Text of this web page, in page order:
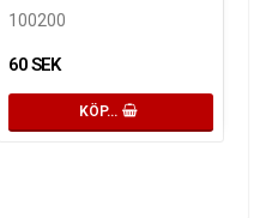
100200
60 SEK
KÖP…